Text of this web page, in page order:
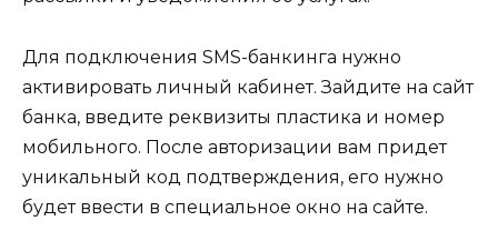
Для подключения SMS-банкинга нужно
активировать личный кабинет. Зайдите на сайт
банка, введите реквизиты пластика и номер
мобильного. После авторизации вам придет
уникальный код подтверждения, его нужно
будет ввести в специальное окно на сайте.